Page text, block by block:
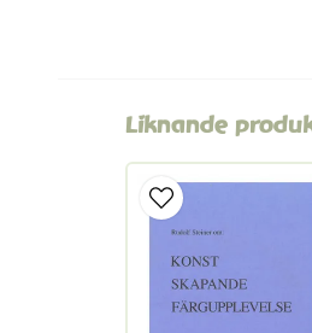
Liknande